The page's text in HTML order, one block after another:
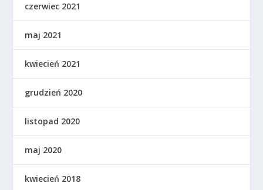
czerwiec 2021
maj 2021
kwiecień 2021
grudzień 2020
listopad 2020
maj 2020
kwiecień 2018